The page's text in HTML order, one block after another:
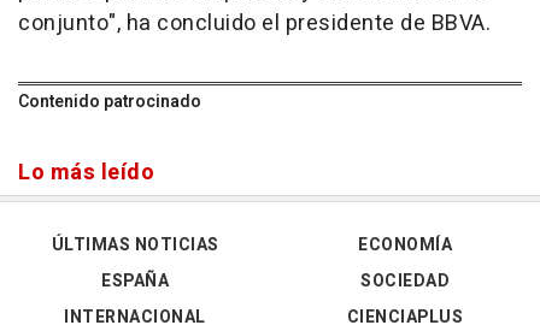
conjunto", ha concluido el presidente de BBVA.
Contenido patrocinado
Lo más leído
ÚLTIMAS NOTICIAS
ESPAÑA
INTERNACIONAL
ECONOMÍA
SOCIEDAD
CIENCIAPLUS